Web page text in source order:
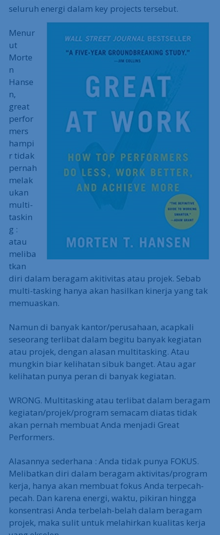
seluruh energi dalam key projects tersebut.
Menur
ut
Morte
n
Hanse
n,
great
perfor
mers
hampi
r tidak
pernah
melak
ukan
multi-
taskin
g :
atau
meliba
tkan
diri dalam beragam akitivitas atau projek. Sebab
multi-tasking hanya akan hasilkan kinerja yang tak
memuaskan.
Namun di banyak kantor/perusahaan, acapkali
seseorang terlibat dalam begitu banyak kegiatan
atau projek, dengan alasan multitasking. Atau
mungkin biar kelihatan sibuk banget. Atau agar
kelihatan punya peran di banyak kegiatan.
WRONG. Multitasking atau terlibat dalam beragam
kegiatan/projek/program semacam diatas tidak
akan pernah membuat Anda menjadi Great
Performers.
Alasannya sederhana : Anda tidak punya FOKUS.
Melibatkan diri dalam beragam aktivitas/program
kerja, hanya akan membuat fokus Anda terpecah-
pecah. Dan karena energi, waktu, pikiran hingga
konsentrasi Anda terbelah-belah dalam beragam
projek, maka sulit untuk melahirkan kualitas kerja